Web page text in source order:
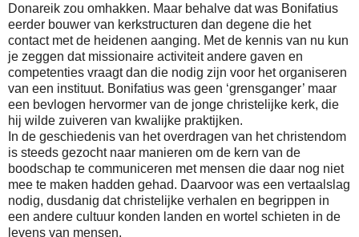
Donareik zou omhakken. Maar behalve dat was Bonifatius
eerder bouwer van kerkstructuren dan degene die het
contact met de heidenen aanging. Met de kennis van nu kun
je zeggen dat missionaire activiteit andere gaven en
competenties vraagt dan die nodig zijn voor het organiseren
van een instituut. Bonifatius was geen ‘grensganger’ maar
een bevlogen hervormer van de jonge christelijke kerk, die
hij wilde zuiveren van kwalijke praktijken.
In de geschiedenis van het overdragen van het christendom
is steeds gezocht naar manieren om de kern van de
boodschap te communiceren met mensen die daar nog niet
mee te maken hadden gehad. Daarvoor was een vertaalslag
nodig, dusdanig dat christelijke verhalen en begrippen in
een andere cultuur konden landen en wortel schieten in de
levens van mensen.